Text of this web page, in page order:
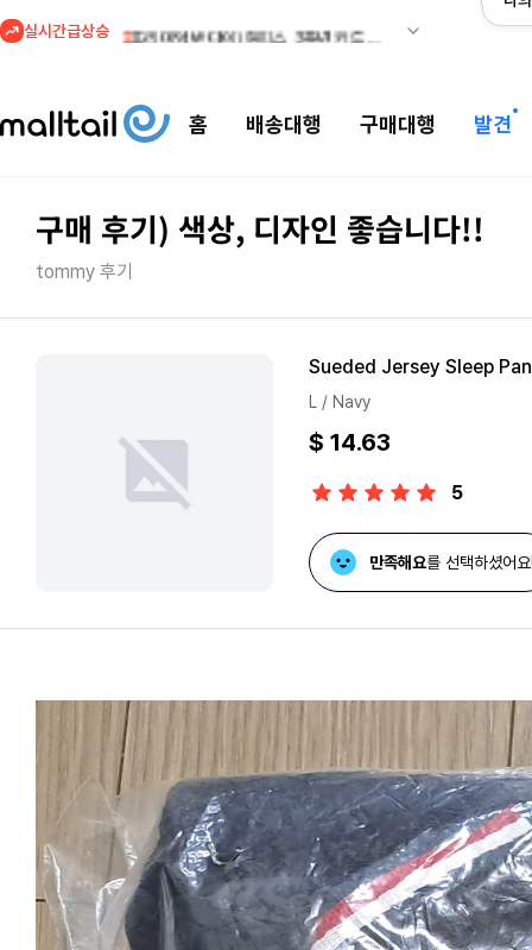
실시간급상승
2
5
스윔아울렛 25% 이상 할인! 수영복·수영용품 특가
홈 배송대행 구매대행 발견
구매 후기) 색상, 디자인 좋습니다!!
tommy 후기
Sueded Jersey Sleep
L / Navy
$ 14.63
5
만족해요를 선택하셨어